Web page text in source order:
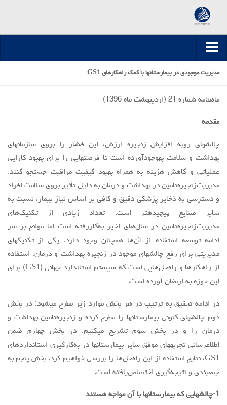
صفحه اصلی
مقالات سال 1396
مقالات سال 1399-1397
مقالات سال 1400
مقالات سال 1402
مقالات سال 1403
مقالات سال 1404
مرور
جستجو پیشرفته
راهنمای نویسندگان
اطلاعات نشریه
درباره نشریه
مدیریت موجودی در بیمارستانها با کمک راهکارهای GS1
ماهنامه شماره 21 (ارديبهشت ماه 1396)
مقدمه
چالشهای روبه افزایش زنجیره ارزش، این فشار را بروی سازمانهای
بهداشت و سلامت بهوجودآورده است تا فرصتهایی را برای بهبود کارایی
عملیاتی و کاهش هزینه به همراه بهبود کیفیت مراقبت جستجو کنند.
مدیریت‌زنجیره‌تامین در بهداشت و درمان به دلیل تأثیر بروی سلامت افراد
و دسترسی به ذخایر پزشکی دقیق و کافی بر اساس نیاز بیمار، نسبت به
سایر صنایع پیچیدهتر است. تعداد زیادی از تکنیک‌های
مدیریت‌زنجیره‌تامین در سال‌های اخیر به‌کاررفته است اما موانع بر سر
ادامه توسعه استفاده از آن‌ها همچنان وجود دارد. یکی از تکنیکهای
مدیریتی برای رفع چالشهای موجود در زنجیره بهداشت و درمان، استفاده
از راهکارها و راه‌حل‌هایی است که سیستم استاندارد جهانی (GS1) برای
این حوزه به ارمغان آورده است.
در ادامه تحقیق به ترتیب در هر بخش موارد زیر مطرح میشود: در بخش
دوم چالشهای کنونی بیمارستانها را مطرح کرده و زنجیره‌تامین بهداشت و
درمان را و در بخش سوم تشریح میکنیم. در بخش چهارم ضمن
اطلاعرسانی تجربههای موفق سایر بیمارستانها در به‌کارگیری استانداردهای
GS1، نتایج استفاده از این راه‌حل‌ها را بررسی خواهیم کرد. بخش پنجم به
جمعبندی و نتیجه‌گیری اختصاص‌یافته است.
1-چالشهایی که بیمارستانها با آن مواجه هستند